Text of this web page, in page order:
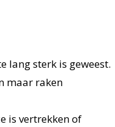
lang sterk is geweest.
maar raken
is vertrekken of